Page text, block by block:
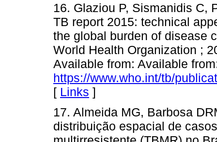
16. Glaziou P, Sismanidis C,
TB report 2015: technical
the global burden of disease
World Health Organization ;
Available from: Available
https://www.who.int/tb/
[ Links ]
17. Almeida MG, Barbosa
distribuição espacial de